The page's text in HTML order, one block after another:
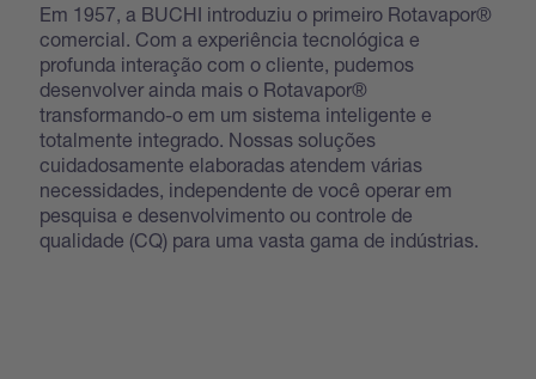
Em 1957, a BUCHI introduziu o primeiro Rotavapor®
comercial. Com a experiência tecnológica e
profunda interação com o cliente, pudemos
desenvolver ainda mais o Rotavapor®
transformando-o em um sistema inteligente e
totalmente integrado. Nossas soluções
cuidadosamente elaboradas atendem várias
necessidades, independente de você operar em
pesquisa e desenvolvimento ou controle de
qualidade (CQ) para uma vasta gama de indústrias.